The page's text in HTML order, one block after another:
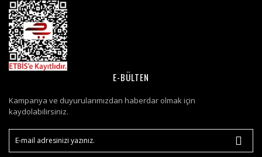
E-BÜLTEN
Kampanya ve duyurularımızdan haberdar olmak için
kaydolabilirsiniz.